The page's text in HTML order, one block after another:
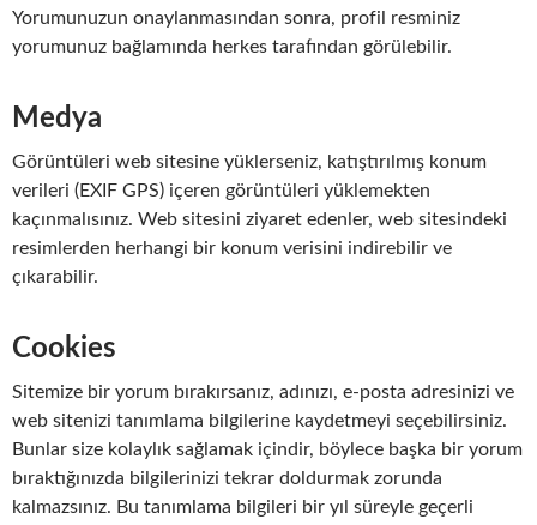
Yorumunuzun onaylanmasından sonra, profil resminiz
yorumunuz bağlamında herkes tarafından görülebilir.
Medya
Görüntüleri web sitesine yüklerseniz, katıştırılmış konum
verileri (EXIF GPS) içeren görüntüleri yüklemekten
kaçınmalısınız. Web sitesini ziyaret edenler, web sitesindeki
resimlerden herhangi bir konum verisini indirebilir ve
çıkarabilir.
Cookies
Sitemize bir yorum bırakırsanız, adınızı, e-posta adresinizi ve
web sitenizi tanımlama bilgilerine kaydetmeyi seçebilirsiniz.
Bunlar size kolaylık sağlamak içindir, böylece başka bir yorum
bıraktığınızda bilgilerinizi tekrar doldurmak zorunda
kalmazsınız. Bu tanımlama bilgileri bir yıl süreyle geçerli